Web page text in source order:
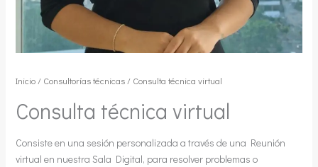
Inicio/ Consultorías técnicas/ Consulta técnica virtual
Consulta técnica virtual
Consiste en una sesión personalizada a través de una Reunión
virtual en nuestra Sala Digital, para resolver problemas o